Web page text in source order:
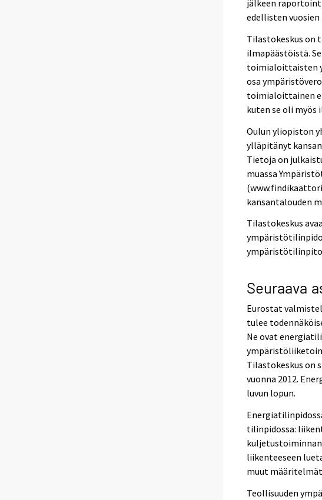
jälkeen
edellisten
Tilastokeskus
ilmapäästöistä.
toimialoittaisten
osa
toimialoittainen
kuten se oli myös
Oulun yliopiston
ylläpitänyt
Tietoja on
muassa
kansantalouden
Tilastokeskus
Seuraava
Eurostat
tulee
Ne ovat
Tilastokeskus on
vuonna 2012.
luvun lopun.
tilinpidossa:
liikenteeseen
muut
Teollisuuden